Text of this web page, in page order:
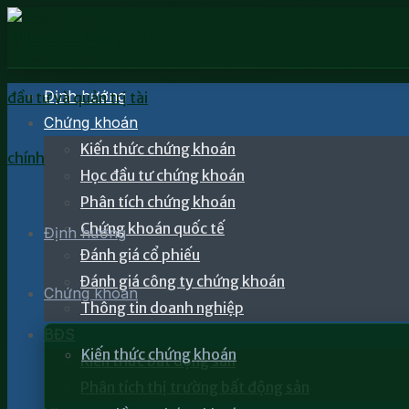
Định hướng
Chứng khoán
Kiến thức chứng khoán
Định hướng
Chứng khoán
Kiến thức chứng khoán
Học đầu tư chứng khoán
Phân tích chứng khoán
Chứng khoán quốc tế
Đánh giá cổ phiếu
Đánh giá công ty chứng khoán
Thông tin doanh nghiệp
BĐS
Kiến thức bất động sản